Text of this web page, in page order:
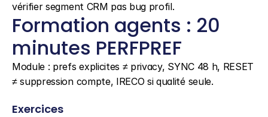
vérifier segment CRM pas bug profil.
Formation agents : 20
minutes PERFPREF
Module : prefs explicites ≠ privacy, SYNC 48 h, RESET
≠ suppression compte, IRECO si qualité seule.
Exercices